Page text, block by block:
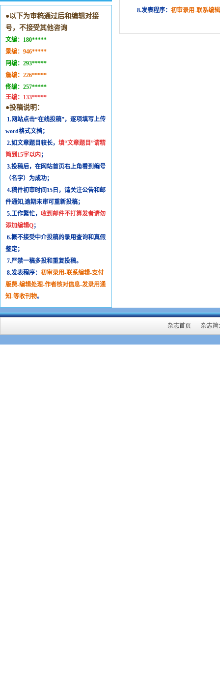
●以下为审稿通过后和编辑对接
号，不接受其他咨询
文编： 180*****
景编： 946*****
阿编： 293*****
詹编： 226*****
佟编： 257*****
王编： 133*****
●投稿说明：
1.网站点击“在线投稿”，逐项填写上传
word格式文档；
2.如文章题目较长， 填“文章题目”请精
简到15字以内 ；
3.投稿后，在网站首页右上角看到编号
（名字）为成功；
4.稿件初审时间15日，请关注公告和邮
件通知,逾期未审可重新投稿；
5.工作繁忙， 收到邮件不打算发者请勿
添加编辑Q；
6.概不接受中介投稿的录用查询和真假
鉴定；
7.严禁一稿多投和重复投稿。
8.发表程序： 初审录用-联系编辑-支付
版费-编辑处理-作者核对信息-发录用通
知-等收刊物。
8.发表程序： 初审录用-联系编
杂志首页 杂志简